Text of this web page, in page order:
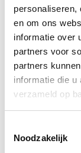
personaliseren,
en om ons
informatie over
partners voor
partners
informatie die u
verzameld op
Noodzakelijk
FUSSRING ?
FUSSRING AUS